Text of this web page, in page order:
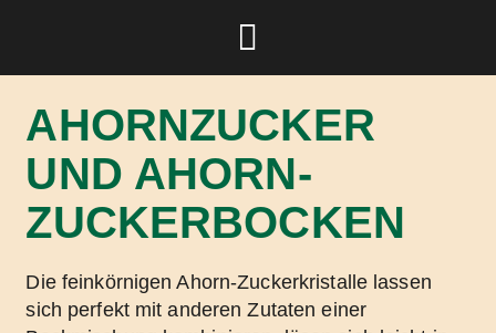
AHORN­ZUCKER
UND AHORN­
ZUCKER­BOCKEN
Die feinkörnigen Ahorn-Zuckerkristalle lassen
sich perfekt mit anderen Zutaten einer